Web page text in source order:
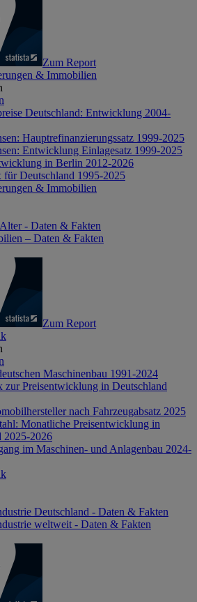
Zum Report
& Immobilien
Deutschland: Entwicklung 2004-
Hauptrefinanzierungssatz 1999-2025
Entwicklung Einlagesatz 1999-2025
in Berlin 2012-2026
für Deutschland 1995-2025
& Immobilien
- Daten & Fakten
– Daten & Fakten
Zum Report
Maschinenbau 1991-2024
zur Preisentwicklung in Deutschland
nach Fahrzeugabsatz 2025
Monatliche Preisentwicklung in
2025-2026
im Maschinen- und Anlagenbau 2024-
Deutschland - Daten & Fakten
weltweit - Daten & Fakten